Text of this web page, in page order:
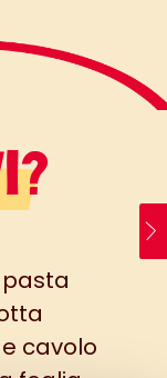
cavolo